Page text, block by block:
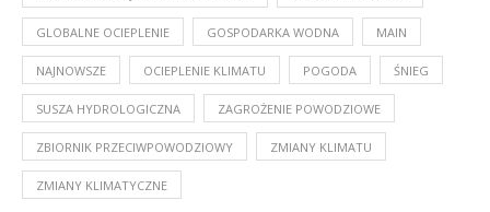
GLOBALNE OCIEPLENIE GOSPODARKA WODNA MAIN
NAJNOWSZE OCIEPLENIE KLIMATU POGODA ŚNIEG
SUSZA HYDROLOGICZNA ZAGROŻENIE POWODZIOWE
ZBIORNIK PRZECIWPOWODZIOWY ZMIANY KLIMATU
ZMIANY KLIMATYCZNE